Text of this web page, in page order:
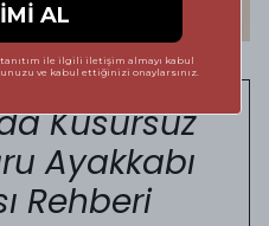
Kusursuz
Ayakkabı
Rehberi
AL
ile ilgili iletişim almayı kabul
ve kabul ettiğinizi onaylarsınız.